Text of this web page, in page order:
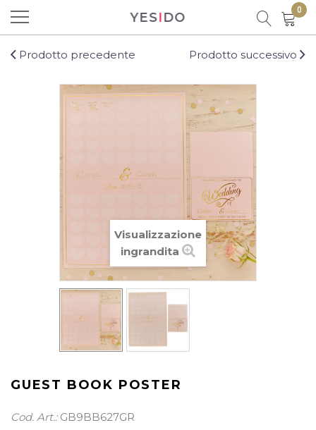
YESIDO 0
Prodotto precedente Prodotto successivo
Visualizzazione
ingrandita
GUEST BOOK POSTER
Cod. Art.: GB9BB627GR
Prodotto aggiunto al carrello con
successo!
Ci sono 0prodotti nel carrello.
C'è un prodotto nel carrello
CONTINUA LO SHOPPING
PROCEDI AL CHECKOUT